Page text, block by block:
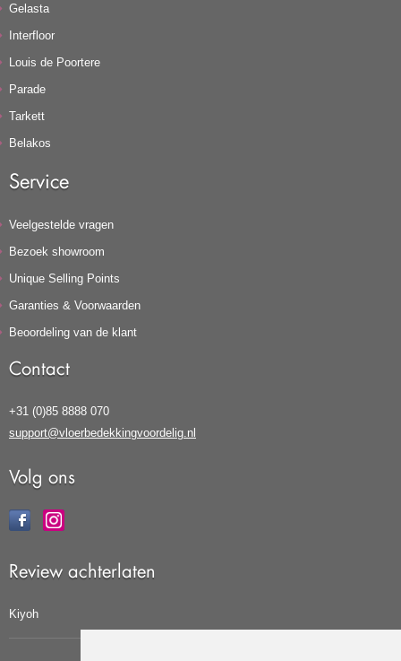
Gelasta
Interfloor
Louis de Poortere
Parade
Tarkett
Belakos
Service
Veelgestelde vragen
Bezoek showroom
Unique Selling Points
Garanties & Voorwaarden
Beoordeling van de klant
Contact
+31 (0)85 8888 070
support@vloerbedekkingvoordelig.nl
Volg ons
Review achterlaten
Kiyoh